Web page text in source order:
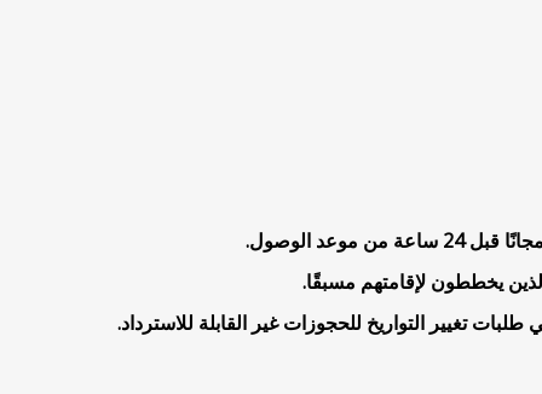
الوصول.
يخططون لإقامتهم مسبقًا.
تغيير التواريخ للحجوزات غير القابلة للاسترداد.